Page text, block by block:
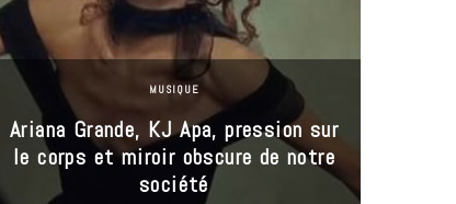
MUSIQUE
Ariana Grande, KJ Apa, pression sur
le corps et miroir obscure de notre
société